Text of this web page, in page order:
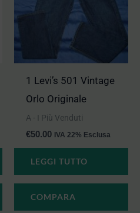
1 Levi’s 501 Vintage
Orlo Originale
A - I Più Venduti
€50.00 IVA 22% Esclusa
LEGGI TUTTO
COMPARA